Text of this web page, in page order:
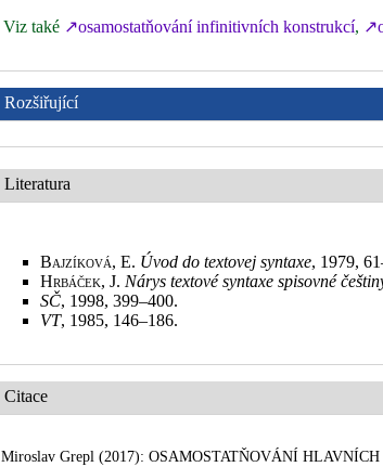
Viz také ↗osamostatňování infinitivních konstrukcí,
Rozšiřující
Literatura
Bajzíková, E. Úvod do textovej syntaxe, 1979,
Hrbáček, J. Nárys textové syntaxe spisovné
SČ, 1998, 399–400.
VT, 1985, 146–186.
Citace
Miroslav Grepl (2017): OSAMOSTATŇOVÁNÍ